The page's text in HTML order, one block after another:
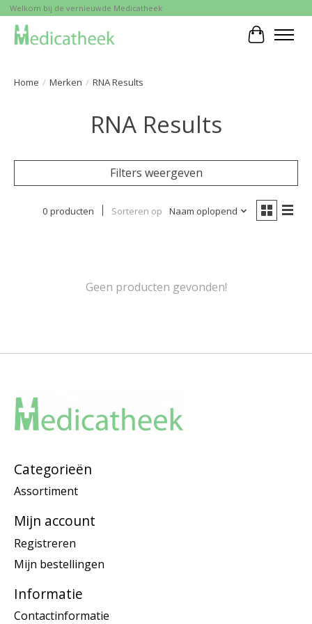
Welkom bij de vernieuwde Medicatheek
Home / Merken / RNA Results
RNA Results
Filters weergeven
0 producten Sorteren op Naam oplopend
Geen producten gevonden!
Categorieën
Assortiment
Mijn account
Registreren
Mijn bestellingen
Informatie
Contactinformatie